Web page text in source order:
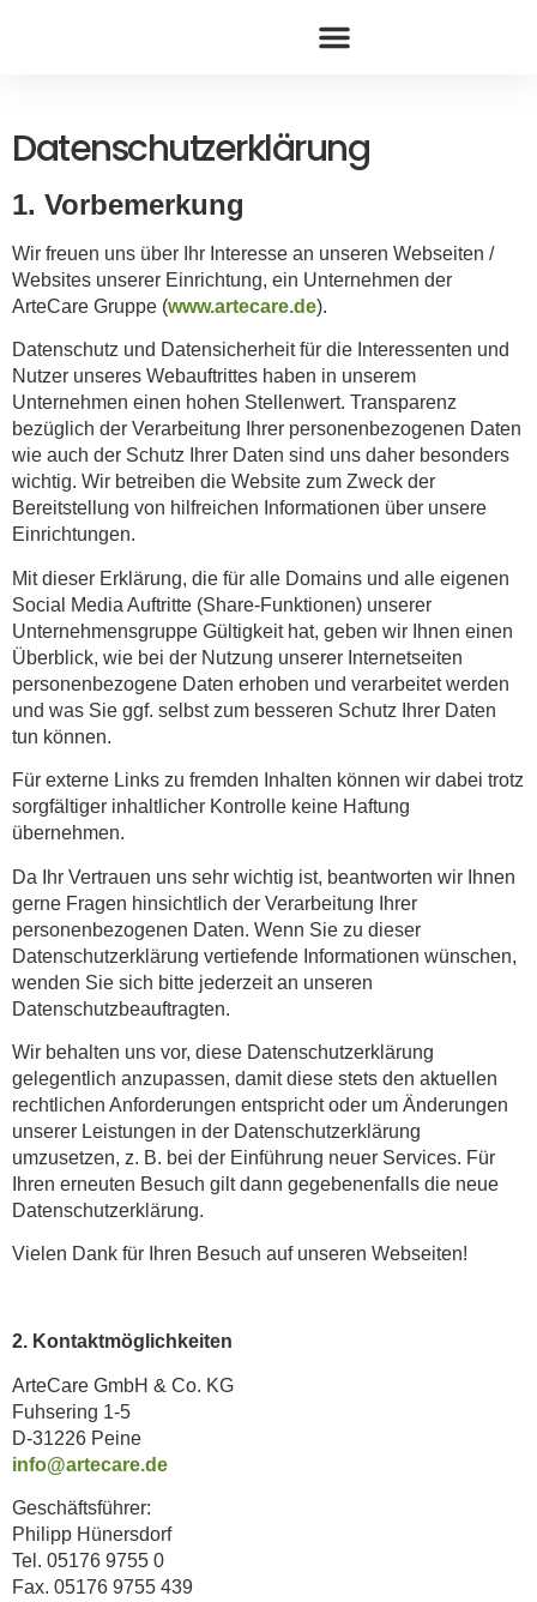
Datenschutz­erklärung
1. Vorbemerkung
Wir freuen uns über Ihr Interesse an unseren Webseiten /
Websites unserer Einrichtung, ein Unternehmen der
ArteCare Gruppe (www.artecare.de).
Datenschutz und Datensicherheit für die Interessenten und
Nutzer unseres Webauftrittes haben in unserem
Unternehmen einen hohen Stellenwert. Transparenz
bezüglich der Verarbeitung Ihrer personenbezogenen Daten
wie auch der Schutz Ihrer Daten sind uns daher besonders
wichtig. Wir betreiben die Website zum Zweck der
Bereitstellung von hilfreichen Informationen über unsere
Einrichtungen.
Mit dieser Erklärung, die für alle Domains und alle eigenen
Social Media Auftritte (Share-Funktionen) unserer
Unternehmensgruppe Gültigkeit hat, geben wir Ihnen einen
Überblick, wie bei der Nutzung unserer Internetseiten
personenbezogene Daten erhoben und verarbeitet werden
und was Sie ggf. selbst zum besseren Schutz Ihrer Daten
tun können.
Für externe Links zu fremden Inhalten können wir dabei trotz
sorgfältiger inhaltlicher Kontrolle keine Haftung
übernehmen.
Da Ihr Vertrauen uns sehr wichtig ist, beantworten wir Ihnen
gerne Fragen hinsichtlich der Verarbeitung Ihrer
personenbezogenen Daten. Wenn Sie zu dieser
Datenschutzerklärung vertiefende Informationen wünschen,
wenden Sie sich bitte jederzeit an unseren
Datenschutzbeauftragten.
Wir behalten uns vor, diese Datenschutzerklärung
gelegentlich anzupassen, damit diese stets den aktuellen
rechtlichen Anforderungen entspricht oder um Änderungen
unserer Leistungen in der Datenschutzerklärung
umzusetzen, z. B. bei der Einführung neuer Services. Für
Ihren erneuten Besuch gilt dann gegebenenfalls die neue
Datenschutzerklärung.
Vielen Dank für Ihren Besuch auf unseren Webseiten!
2. Kontaktmöglichkeiten
ArteCare GmbH & Co. KG
Fuhsering 1-5
D-31226 Peine
info@artecare.de
Geschäftsführer:
Philipp Hünersdorf
Tel. 05176 9755 0
Fax. 05176 9755 439